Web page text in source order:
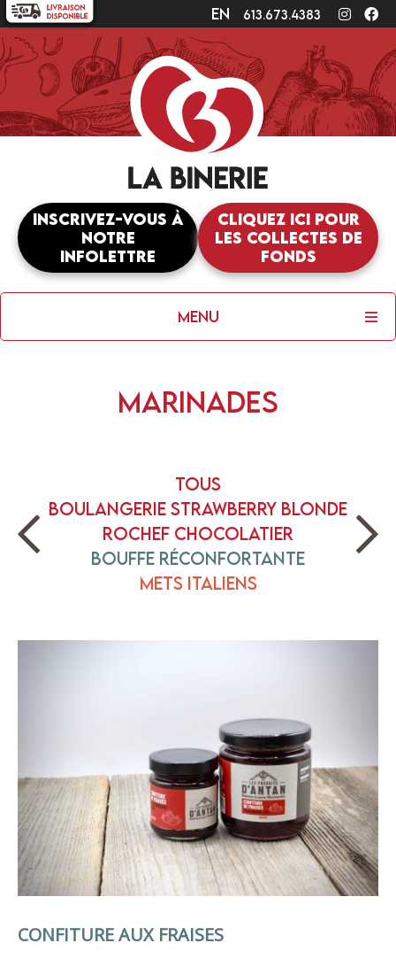
en 613.673.4383
Inscrivez-vous à
notre
infolettre
Cliquez ici pour
les collectes de
fonds
Menu
Marinades
Tous
Boulangerie Strawberry Blonde
Rochef Chocolatier
Bouffe réconfortante
Mets italiens
CONFITURE AUX FRAISES